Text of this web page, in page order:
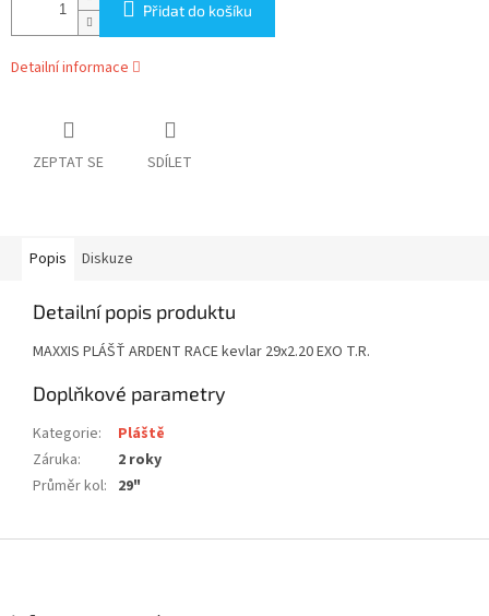
Přidat do košíku
Detailní informace
ZEPTAT SE SDÍLET
Popis Diskuze
Detailní popis produktu
MAXXIS PLÁŠŤ ARDENT RACE kevlar 29x2.20 EXO T.R.
Doplňkové parametry
Kategorie:
Pláště
Záruka:
2 roky
Průměr kol: 29"